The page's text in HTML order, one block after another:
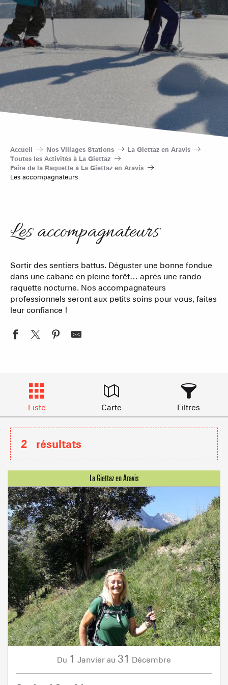
Accueil Nos Villages Stations
La Giettaz en Aravis
Toutes les Activités à La Giettaz
Faire de la Raquette à La Giettaz en Aravis
Les accompagnateurs
Les accompagnateurs
Sortir des sentiers battus. Déguster une bonne fondue
dans une cabane en pleine forêt… après une rando
raquette nocturne. Nos accompagnateurs
professionnels seront aux petits soins pour vous, faites
leur confiance !
Liste Carte Filtres
2 résultats
Du 1 Janvier au 31 Décembre